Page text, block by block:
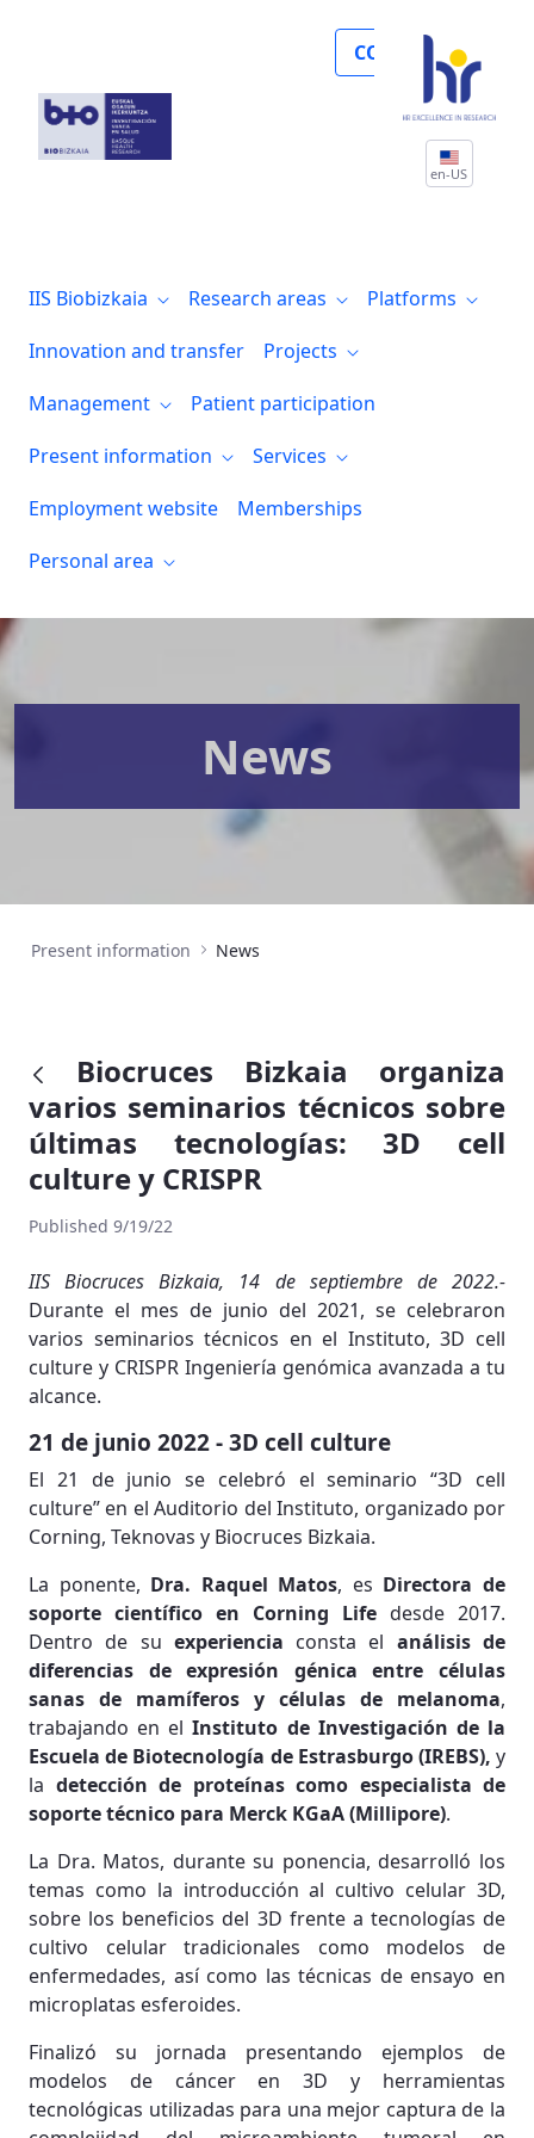
COLLABORATE
en-US
IIS Biobizkaia Research areas
Platforms
Innovation and transfer
Projects
Management
Patient participation
Present information
Services
Employment website
Memberships
Personal area
News
Present information News
Biocruces Bizkaia organiza
varios seminarios técnicos sobre
últimas tecnologías: 3D cell
culture y CRISPR
Published 9/19/22
IIS Biocruces Bizkaia, 14 de septiembre de 2022.-
Durante el mes de junio del 2021, se celebraron
varios seminarios técnicos en el Instituto, 3D cell
culture y CRISPR Ingeniería genómica avanzada a tu
alcance.
21 de junio 2022 - 3D cell culture
El 21 de junio se celebró el seminario “3D cell
culture” en el Auditorio del Instituto, organizado por
Corning, Teknovas y Biocruces Bizkaia.
La ponente, Dra. Raquel Matos, es Directora de
soporte científico en Corning Life desde 2017.
Dentro de su experiencia consta el análisis de
diferencias de expresión génica entre células
sanas de mamíferos y células de melanoma,
trabajando en elInstituto de Investigación de la
Escuela de Biotecnología de Estrasburgo (IREBS), y
la detección de proteínas como especialista de
soporte técnico para Merck KGaA (Millipore).
La Dra. Matos, durante su ponencia, desarrolló los
temas como la introducción al cultivo celular 3D,
sobre los beneficios del 3D frente a tecnologías de
cultivo celular tradicionales como modelos de
enfermedades, así como las técnicas de ensayo en
microplatas esferoides.
Finalizó su jornada presentando ejemplos de
modelos de cáncer en 3D y herramientas
tecnológicas utilizadas para una mejor captura de la